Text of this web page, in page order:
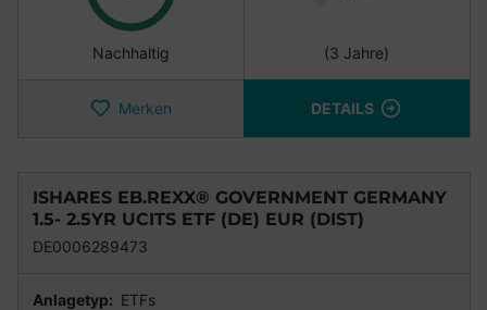
Nachhaltig (3 Jahre)
Merken DETAILS
ISHARES EB.REXX® GOVERNMENT GERMANY
1.5- 2.5YR UCITS ETF (DE) EUR (DIST)
DE0006289473
Anlagetyp: ETFs